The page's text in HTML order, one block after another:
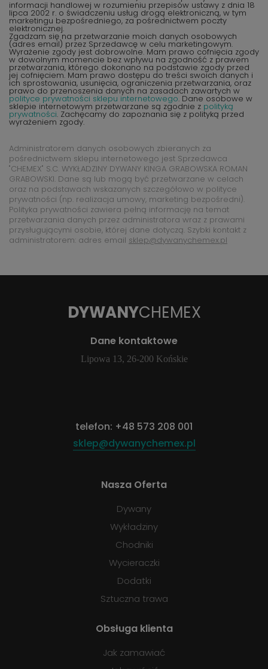
informacji handlowej w rozumieniu przepisów ustawy z dnia 18
lipca 2002 r. o świadczeniu usług drogą elektroniczną, w tym
marketingu bezpośredniego, za pośrednictwem poczty
elektronicznej.
Zgadzam się na przetwarzanie moich danych osobowych
(adres email) przez Sprzedawcę w celu marketingowym.
Wyrażenie zgody jest dobrowolne. Mam prawo cofnięcia zgody
w dowolnym momencie bez wpływu na zgodność z prawem
przetwarzania, którego dokonano na podstawie zgody przed
jej cofnięciem. Mam prawo dostępu do treści swoich danych i
ich sprostowania, usunięcia, ograniczenia przetwarzania, oraz
prawo do przenoszenia danych na zasadach zawartych w
polityce prywatności sklepu internetowego. Dane osobowe w
sklepie internetowym przetwarzane są zgodnie z polityką
prywatności. Zachęcamy do zapoznania się z polityką przed
wyrażeniem zgody.
Administratorem danych osobowych zbieranych za
pośrednictwem sklepu internetowego jest Sprzedawca
"CHEMEX" S.C. WYKŁADZINY DYWANY KINGA GRABOWSKA ROMAN
GRABOWSKI. Dane są lub mogą być przetwarzane w celach
oraz na podstawach wskazanych szczegółowo w polityce
prywatności (np. realizacja umowy, marketing bezpośredni).
Polityka prywatności zawiera pełną informację na temat
przetwarzania danych przez administratora wraz z prawami
przysługującymi osobie, której dane dotyczą. Szybki kontakt z
administratorem: adres email sklep@dywanychemex.pl
DYWANYCHEMEX
Dane kontaktowe
Lipowa 13, 26-200 Końskie
telefon: +48 573 208 001
sklep@dywanychemex.pl
Nasza Oferta
Dywany
Wykładziny
Chodniki
Wycieraczki
Dodatki
Sztuczna trawa
Obsługa klienta
Jak zamawiać